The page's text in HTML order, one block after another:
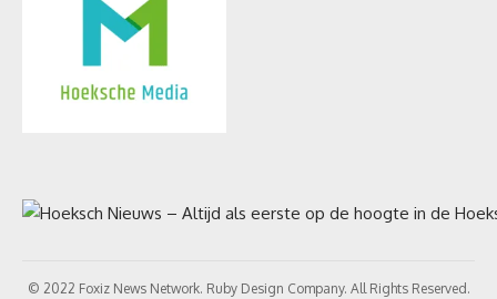
© 2022 Foxiz News Network. Ruby Design Company. All Rights Reserved.